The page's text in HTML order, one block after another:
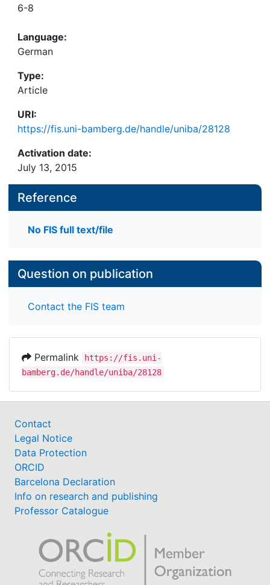
6-8
Language:
German
Type:
Article
URI:
https://fis.uni-bamberg.de/handle/uniba/28128
Activation date:
July 13, 2015
Reference
No FIS full text/file
Question on publication
Contact the FIS team
Permalink
https://fis.uni-
bamberg.de/handle/uniba/28128
Contact
Legal Notice
Data Protection
ORCID
Barcelona Declaration
Info on research and publishing
Professor Catalogue